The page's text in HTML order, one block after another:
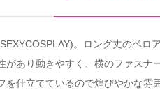
。ロング丈のベ
あり動きやすく、横のファス
仕立てているので煌びやかな